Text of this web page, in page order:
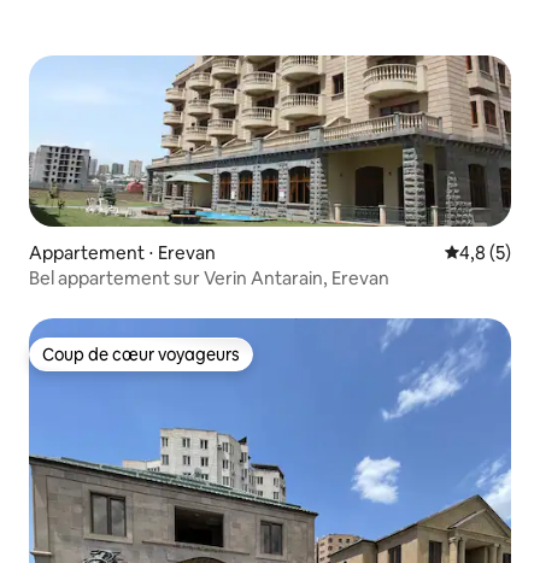
Appartement ⋅ Erevan Évaluation
4,8 (5)
Bel appartement sur Verin Antarain, Erevan
Coup de cœur voyageurs
Coup de cœur voyageurs